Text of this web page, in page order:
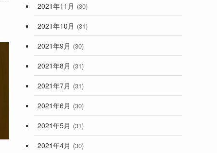
2021年11月 (30)
2021年10月 (31)
2021年9月 (30)
2021年8月 (31)
2021年7月 (31)
2021年6月 (30)
2021年5月 (31)
2021年4月 (30)